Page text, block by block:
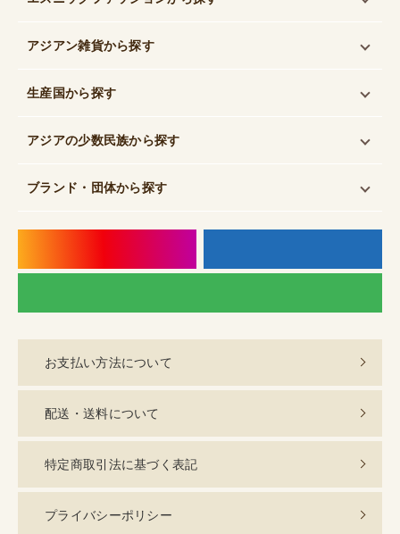
アジアン雑貨から探す
生産国から探す
アジアの少数民族から探す
ブランド・団体から探す
お支払い方法について
配送・送料について
特定商取引法に基づく表記
プライバシーポリシー